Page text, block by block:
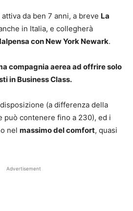
da ben 7 anni, a breve La
in Italia, e collegherà
con New York Newark.
compagnia aerea ad offrire solo
in Business Class.
disposizione (a differenza della
può contenere fino a 230), ed i
nel massimo del comfort, quasi
Advertisement